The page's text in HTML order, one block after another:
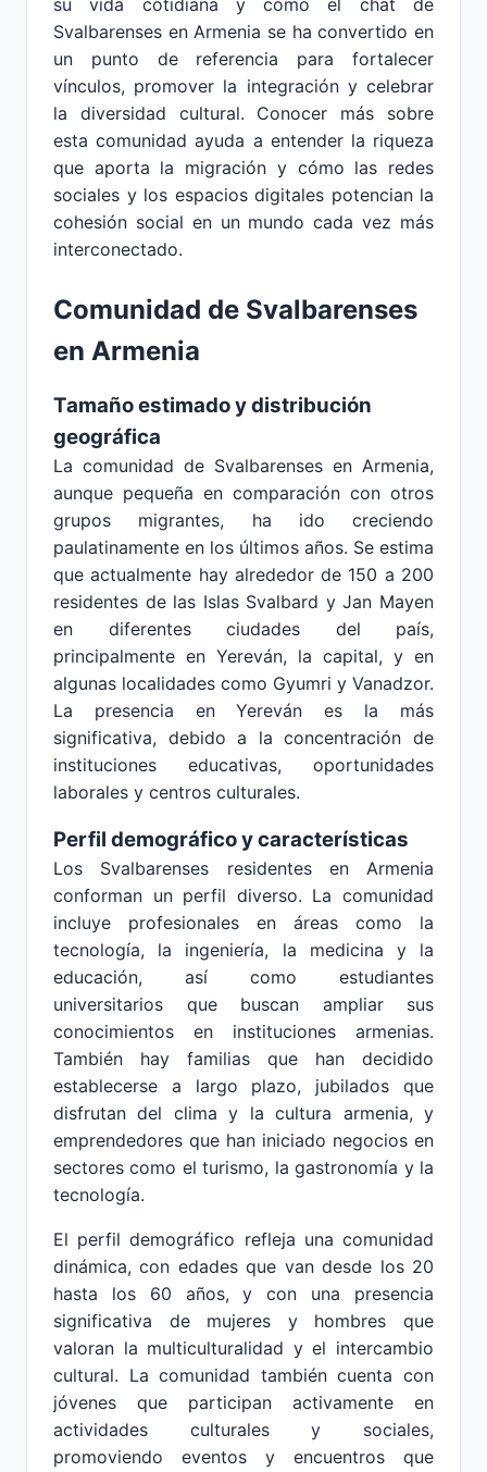
su vida cotidiana y cómo el chat de
Svalbarenses en Armenia se ha convertido en
un punto de referencia para fortalecer
vínculos, promover la integración y celebrar
la diversidad cultural. Conocer más sobre
esta comunidad ayuda a entender la riqueza
que aporta la migración y cómo las redes
sociales y los espacios digitales potencian la
cohesión social en un mundo cada vez más
interconectado.
Comunidad de Svalbarenses
en Armenia
Tamaño estimado y distribución
geográfica
La comunidad de Svalbarenses en Armenia,
aunque pequeña en comparación con otros
grupos migrantes, ha ido creciendo
paulatinamente en los últimos años. Se estima
que actualmente hay alrededor de 150 a 200
residentes de las Islas Svalbard y Jan Mayen
en diferentes ciudades del país,
principalmente en Yereván, la capital, y en
algunas localidades como Gyumri y Vanadzor.
La presencia en Yereván es la más
significativa, debido a la concentración de
instituciones educativas, oportunidades
laborales y centros culturales.
Perfil demográfico y características
Los Svalbarenses residentes en Armenia
conforman un perfil diverso. La comunidad
incluye profesionales en áreas como la
tecnología, la ingeniería, la medicina y la
educación, así como estudiantes
universitarios que buscan ampliar sus
conocimientos en instituciones armenias.
También hay familias que han decidido
establecerse a largo plazo, jubilados que
disfrutan del clima y la cultura armenia, y
emprendedores que han iniciado negocios en
sectores como el turismo, la gastronomía y la
tecnología.
El perfil demográfico refleja una comunidad
dinámica, con edades que van desde los 20
hasta los 60 años, y con una presencia
significativa de mujeres y hombres que
valoran la multiculturalidad y el intercambio
cultural. La comunidad también cuenta con
jóvenes que participan activamente en
actividades culturales y sociales,
promoviendo eventos y encuentros que